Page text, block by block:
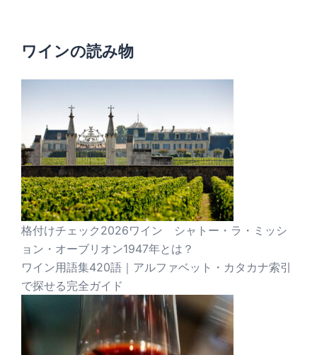
ワインの読み物
格付けチェック2026ワイン シャトー・ラ・ミッシ
ョン・オーブリオン1947年とは？
ワイン用語集420語｜アルファベット・カタカナ索引
で探せる完全ガイド